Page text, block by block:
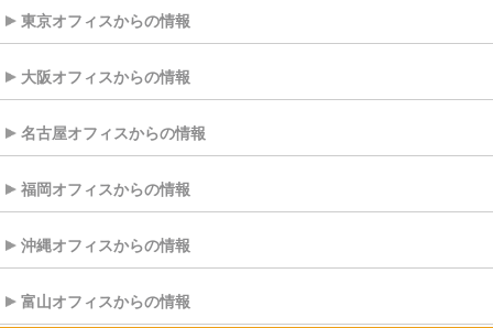
東京オフィスからの情報
大阪オフィスからの情報
名古屋オフィスからの情報
福岡オフィスからの情報
沖縄オフィスからの情報
富山オフィスからの情報